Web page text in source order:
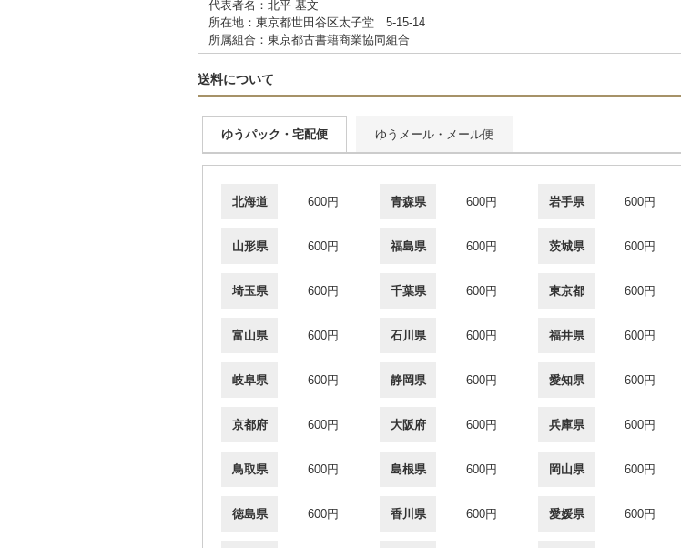
代表者名：北平 基文
所在地：東京都世田谷区太子堂 5-15-14
所属組合：東京都古書籍商業協同組合
送料について
ゆうパック・宅配便 ゆうメール・メール便
北海道 600円 青森県 600円 岩手県 600円
山形県 600円 福島県 600円 茨城県 600円
埼玉県 600円 千葉県 600円 東京都 600円
富山県 600円 石川県 600円 福井県 600円
岐阜県 600円 静岡県 600円 愛知県 600円
京都府 600円 大阪府 600円 兵庫県 600円
鳥取県 600円 島根県 600円 岡山県 600円
徳島県 600円 香川県 600円 愛媛県 600円